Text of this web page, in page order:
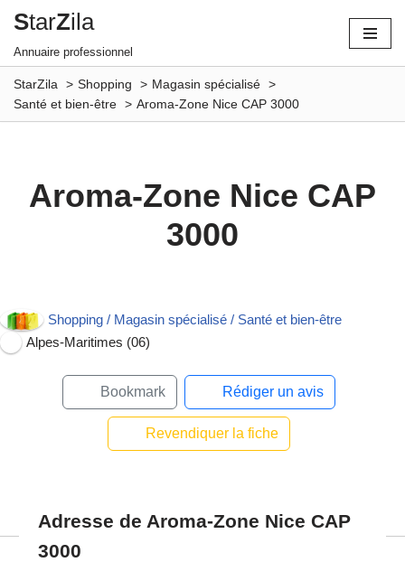
Aller
au
contenu
StarZila
Annuaire professionnel
StarZila Shopping
Magasin spécialisé
Santé et bien-être
Aroma-Zone Nice CAP 3000
Aroma-Zone Nice CAP
3000
Shopping / Magasin spécialisé / Santé et bien-être
Alpes-Maritimes (06)
Bookmark Rédiger un avis
Revendiquer la fiche
Adresse de Aroma-Zone Nice CAP
3000